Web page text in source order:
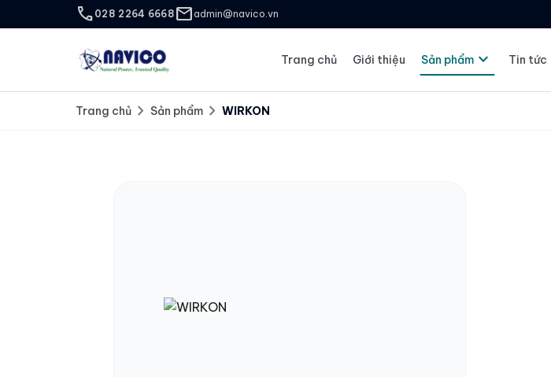
call 028 2264 6668 mailadmin@navico.vn
Trang chủ Giới thiệu Sản phẩm expand_more Tin tức
Trang chủ chevron_right Sản phẩm chevron_right WIRKON